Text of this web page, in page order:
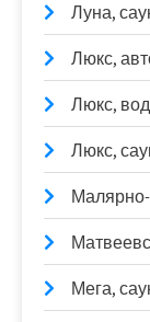
Луна,
Люкс,
Люкс,
Люкс,
Мега,